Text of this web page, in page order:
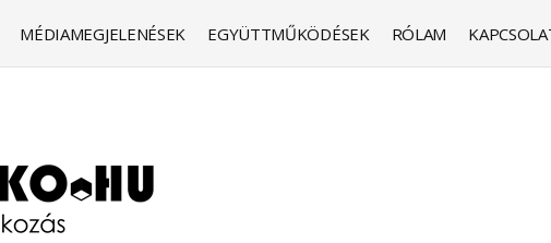
MÉDIAMEGJELENÉSEK EGYÜTTMŰKÖDÉSEK RÓLAM